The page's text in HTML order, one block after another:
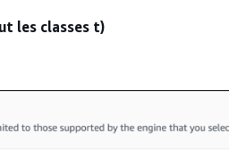
les classes t)